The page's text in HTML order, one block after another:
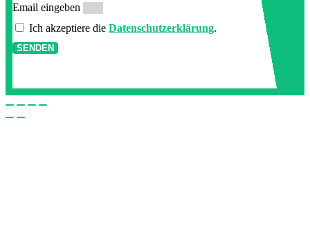
Email eingeben
Ich akzeptiere die Datenschutzerklärung.
SENDEN